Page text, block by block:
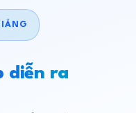
diễn ra